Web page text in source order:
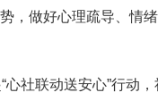
，做好心理疏导、情
社联动送安心”行动